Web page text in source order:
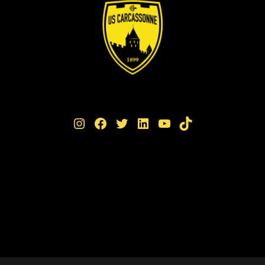
Instagram Facebook Twitter LinkedIn YouTube TikTok